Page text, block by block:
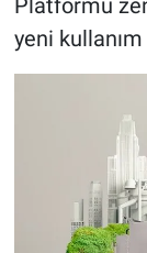
Platformu
yeni